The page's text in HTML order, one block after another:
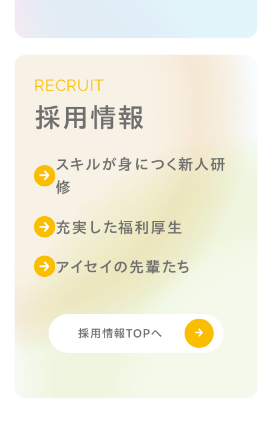
RECRUIT
採用情報
スキルが身につく新人研
修
充実した福利厚生
アイセイの先輩たち
採用情報TOPへ